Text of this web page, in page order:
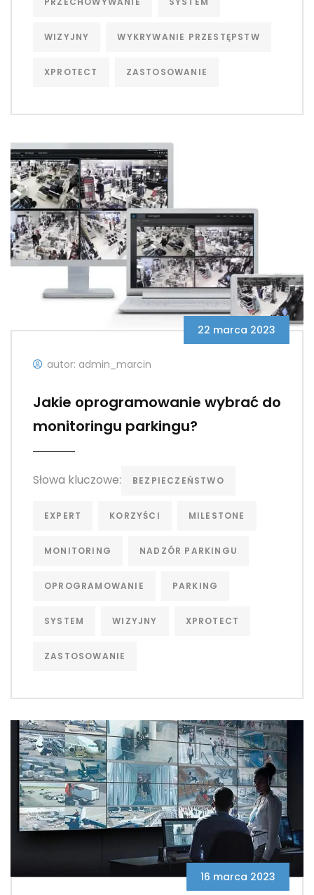
WIZYJNY WYKRYWANIE PRZESTĘPSTW
XPROTECT ZASTOSOWANIE
22 marca 2023
autor: admin_marcin
Jakie oprogramowanie wybrać do
monitoringu parkingu?
Słowa kluczowe: BEZPIECZEŃSTWO
EXPERT KORZYŚCI MILESTONE
MONITORING NADZÓR PARKINGU
OPROGRAMOWANIE PARKING
SYSTEM WIZYJNY XPROTECT
ZASTOSOWANIE
16 marca 2023